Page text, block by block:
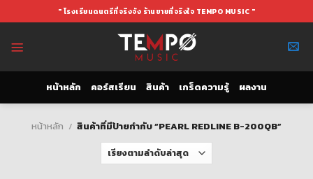
to
" โรงเรียนดนตรีที่จริงจัง ร้านขายที่จริงใจ TEMPO MUSIC "
หน้าหลัก คอร์สเรียน สินค้า เกร็ดความรู้ ผลงาน
หน้าหลัก / สินค้าที่มีป้ายกำกับ “PEARL REDLINE B-200QB”